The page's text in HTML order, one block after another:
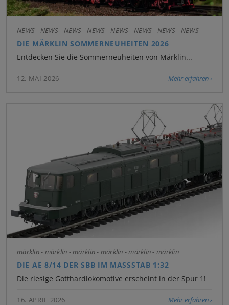
NEWS - NEWS - NEWS - NEWS - NEWS - NEWS - NEWS - NEWS
DIE MÄRKLIN SOMMERNEUHEITEN 2026
Entdecken Sie die Sommerneuheiten von Märklin...
12. MAI 2026 Mehr erfahren
märklin - märklin - märklin - märklin - märklin - märklin
DIE AE 8/14 DER SBB IM MASSSTAB 1:32
Die riesige Gotthardlokomotive erscheint in der Spur 1!
16. APRIL 2026 Mehr erfahren